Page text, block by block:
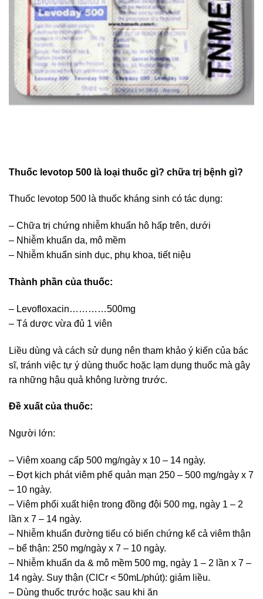
Thuốc levotop 500 là loại thuốc gì? chữa trị bệnh gì?
Thuốc levotop 500 là thuốc kháng sinh có tác dụng:
– Chữa trị chứng nhiễm khuẩn hô hấp trên, dưới
– Nhiễm khuẩn da, mô mềm
– Nhiễm khuẩn sinh dục, phụ khoa, tiết niệu
Thành phần của thuốc:
– Levofloxacin…………500mg
– Tá dược vừa đủ 1 viên
Liều dùng và cách sử dụng nên tham khảo ý kiến của bác
sĩ, tránh việc tự ý dùng thuốc hoặc lạm dụng thuốc mà gây
ra những hậu quả không lường trước.
Đề xuất của thuốc:
Người lớn:
– Viêm xoang cấp 500 mg/ngày x 10 – 14 ngày.
– Ðợt kịch phát viêm phế quản mạn 250 – 500 mg/ngày x 7
– 10 ngày.
– Viêm phổi xuất hiện trong đồng đội 500 mg, ngày 1 – 2
lần x 7 – 14 ngày.
– Nhiễm khuẩn đường tiểu có biến chứng kể cả viêm thận
– bể thận: 250 mg/ngày x 7 – 10 ngày.
– Nhiễm khuẩn da & mô mềm 500 mg, ngày 1 – 2 lần x 7 –
14 ngày. Suy thận (ClCr < 50mL/phút): giảm liều.
– Dùng thuốc trước hoặc sau khi ăn